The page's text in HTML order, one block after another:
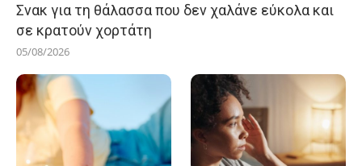
Σνακ για τη θάλασσα που δεν χαλάνε εύκολα και
σε κρατούν χορτάτη
05/08/2026